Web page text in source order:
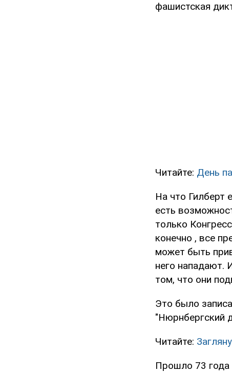
фашистская
Читайте: День
На что Гилберт
есть
только
конечно , все
может быть
него нападают.
том, что они
Это было
"Нюрнбергский
Читайте:
Прошло 73 года